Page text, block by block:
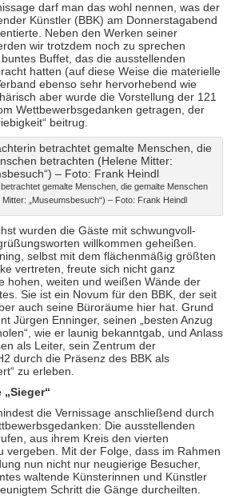
darf man das wohl nennen, was der
Künstler (BBK) am Donnerstagabend
Neben den Werken seiner
wir trotzdem noch zu sprechen
Buffet, das die ausstellenden
hatten (auf diese Weise die materielle
ebenso sehr hervorhebend wie
aber wurde die Vorstellung der 121
Wettbewerbsgedanken getragen, der
beitrug.
gemalte Menschen, die gemalte Menschen
„Museumsbesuch“) – Foto: Frank Heindl
wurden die Gäste mit schwungvoll-
willkommen geheißen.
selbst mit dem flächenmäßig größten
vertreten, freute sich nicht ganz
hohen, weiten und weißen Wände der
Sie ist ein Novum für den BBK, der seit
auch seine Büroräume hier hat. Grund
Jürgen Enninger, seinen „besten Anzug
wie er launig bekanntgab, und Anlass
als Leiter, sein Zentrum der
durch die Präsenz des BBK als
zu erleben.
die Vernissage anschließend durch
Die ausstellenden
aus ihrem Kreis den vierten
vergeben. Mit der Folge, dass im Rahmen
nun nicht nur neugierige Besucher,
waltende Künsterinnen und Künstler
Schritt die Gänge durcheilten.